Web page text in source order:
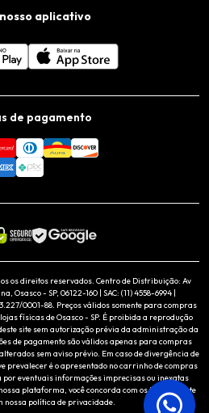
aplicativo
de pagamento
os direitos reservados. Centro de Distribuição: Av
Osasco - SP, 06122-160 | SAC: (11) 4558-6994 |
0001-88. Preços válidos somente para compras
físicas de Osasco - SP. É proibida a reprodução
site sem autorização prévia da administração da
de pagamento são válidos apenas para compras
sem aviso prévio. Em caso de divergência de
prevalecer é o apresentado no carrinho de compras
eventuais informações imprecisas ou inexatas
plataforma, você concorda com os termos deste
nossa política de privacidade.